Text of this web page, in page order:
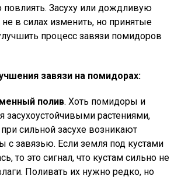
Засуху или дождливую
в силах изменить, но принятые
процесс завязи помидоров
завязи на помидорах:
полив. Хоть помидоры и
засухоустойчивыми растениями,
сильной засухе возникают
с завязью. Если земля под кустами
то это сигнал, что кустам сильно не
Поливать их нужно редко, но